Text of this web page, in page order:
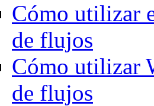
Cómo utilizar
de flujos
Cómo utilizar
de flujos